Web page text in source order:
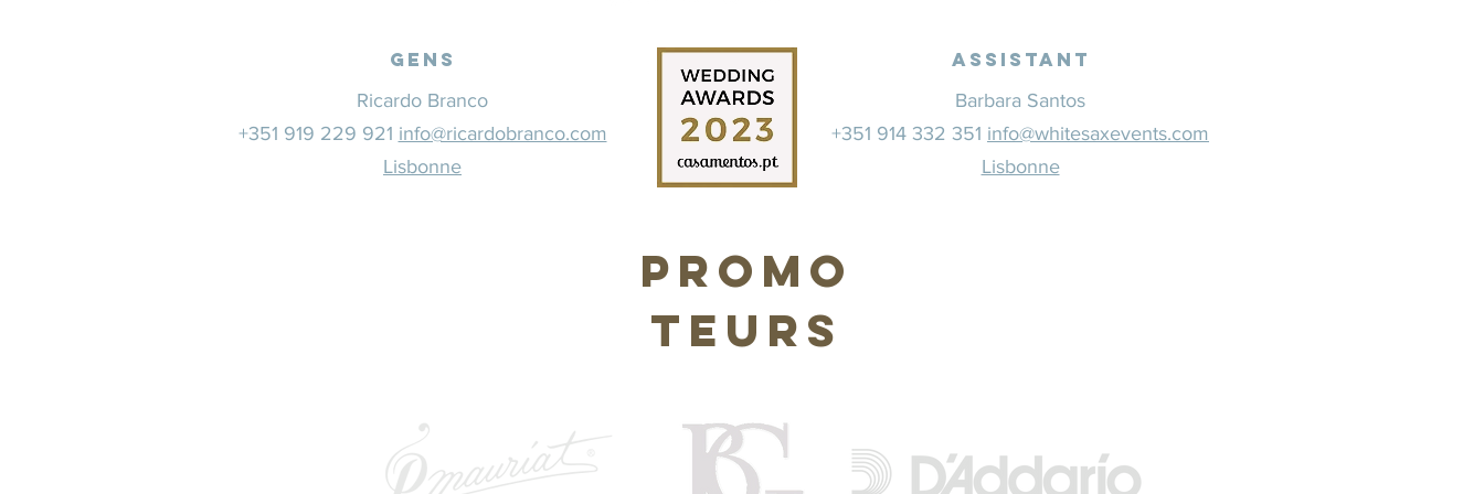
Gens
Ricardo Branco
+351 919 229 921 info@ricardobranco.com
Lisbonne
Assistant
Barbara Santos
+351 914 332 351 info@whitesaxevents.com
Lisbonne
Promo
teurs